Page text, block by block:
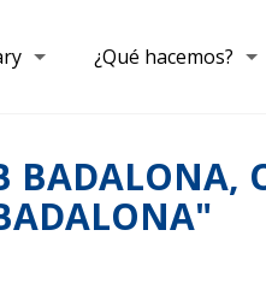
¿Qué hacemos?
BADALONA,